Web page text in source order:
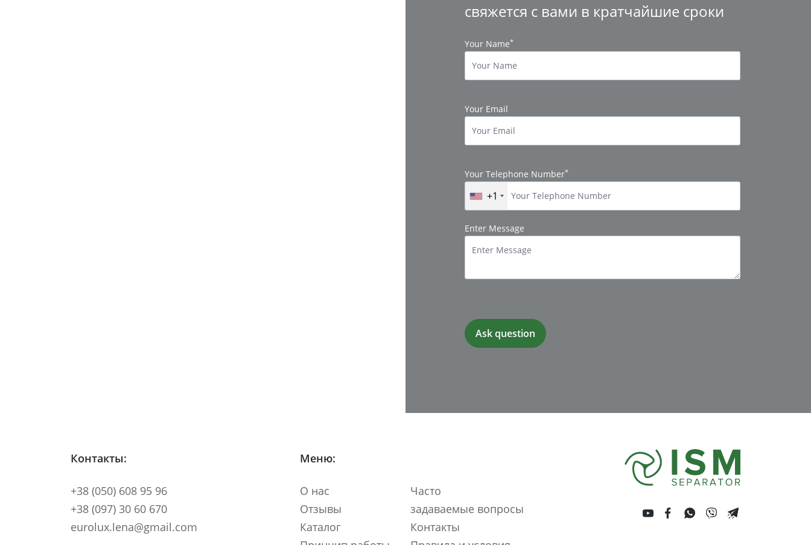
свяжется с вами в кратчайшие сроки
Your Name*
Your Email
Your Telephone Number*
+1
Enter Message
Меню:
О нас
Отзывы
Каталог
Часто
задаваемые вопросы
Контакты
Контакты:
+38 (050) 608 95 96
+38 (097) 30 60 670
eurolux.lena@gmail.com